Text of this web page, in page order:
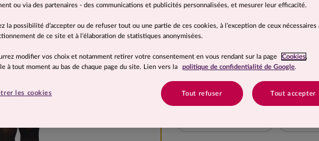
Moins de 5 kg
ou via des partenaires - des communications et publicités personnalisées, et mesurer leur efficacité.
la possibilité d’accepter ou de refuser tout ou une partie de ces cookies, à l’exception de ceux nécessaires
de ce site et à l’élaboration de statistiques anonymisées.
modifier vos choix et notamment retirer votre consentement en vous rendant sur la page Cookies,
à tout moment au bas de chaque page du site. Lien vers la
politique de confidentialité de Google.
Tout refuser Tout accepter
les cookies